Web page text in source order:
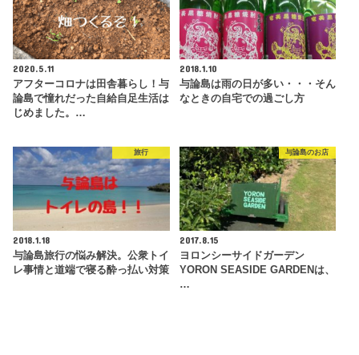
2020.5.11
アフターコロナは田舎暮らし！与
論島で憧れだった自給自足生活は
じめました。…
2018.1.10
与論島は雨の日が多い・・・そん
なときの自宅での過ごし方
旅行
2018.1.18
与論島旅行の悩み解決。公衆トイ
レ事情と道端で寝る酔っ払い対策
与論島のお店
2017.8.15
ヨロンシーサイドガーデン
YORON SEASIDE GARDENは、
…